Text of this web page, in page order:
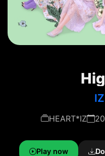
HEART*IZ
Play now